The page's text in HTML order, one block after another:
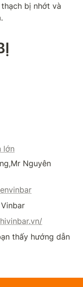
bị nhớt và
lớn
Nguyên
thấy hướng dẫn